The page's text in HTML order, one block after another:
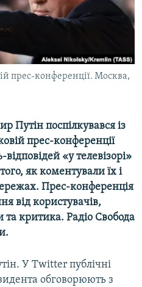
прес-конференції. Москва,
Путін поспілкувався із
прес-конференції
«у телевізорі»
як коментували їх і
Прес-конференція
від користувачів,
критика. Радіо Свобода
У Twitter публічні
обговорюють з